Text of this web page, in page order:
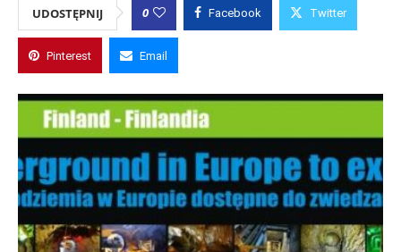
UDOSTĘPNIJ 0 Facebook Twitter
Pinterest Email